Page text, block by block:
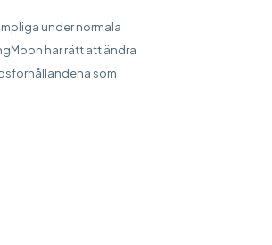
under normala
har rätt att ändra
som